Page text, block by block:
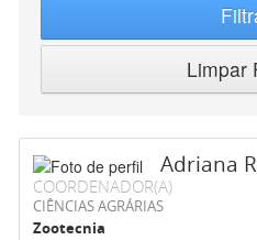
Limpar
Adriana
COORDENADOR(A)
CIÊNCIAS AGRÁRIAS
Zootecnia